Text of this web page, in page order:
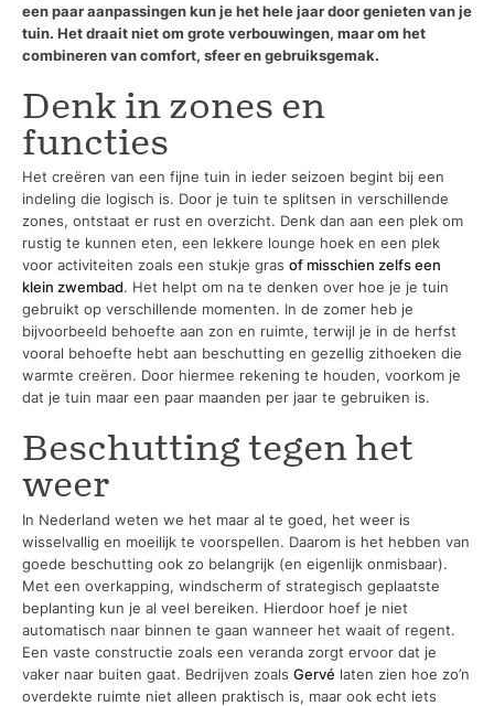
een paar aanpassingen kun je het hele jaar door genieten van je
tuin. Het draait niet om grote verbouwingen, maar om het
combineren van comfort, sfeer en gebruiksgemak.
Denk in zones en
functies
Het creëren van een fijne tuin in ieder seizoen begint bij een
indeling die logisch is. Door je tuin te splitsen in verschillende
zones, ontstaat er rust en overzicht. Denk dan aan een plek om
rustig te kunnen eten, een lekkere lounge hoek en een plek
voor activiteiten zoals een stukje gras of misschien zelfs een
klein zwembad. Het helpt om na te denken over hoe je je tuin
gebruikt op verschillende momenten. In de zomer heb je
bijvoorbeeld behoefte aan zon en ruimte, terwijl je in de herfst
vooral behoefte hebt aan beschutting en gezellig zithoeken die
warmte creëren. Door hiermee rekening te houden, voorkom je
dat je tuin maar een paar maanden per jaar te gebruiken is.
Beschutting tegen het
weer
In Nederland weten we het maar al te goed, het weer is
wisselvallig en moeilijk te voorspellen. Daarom is het hebben van
goede beschutting ook zo belangrijk (en eigenlijk onmisbaar).
Met een overkapping, windscherm of strategisch geplaatste
beplanting kun je al veel bereiken. Hierdoor hoef je niet
automatisch naar binnen te gaan wanneer het waait of regent.
Een vaste constructie zoals een veranda zorgt ervoor dat je
vaker naar buiten gaat. Bedrijven zoals Gervé laten zien hoe zo’n
overdekte ruimte niet alleen praktisch is, maar ook echt iets